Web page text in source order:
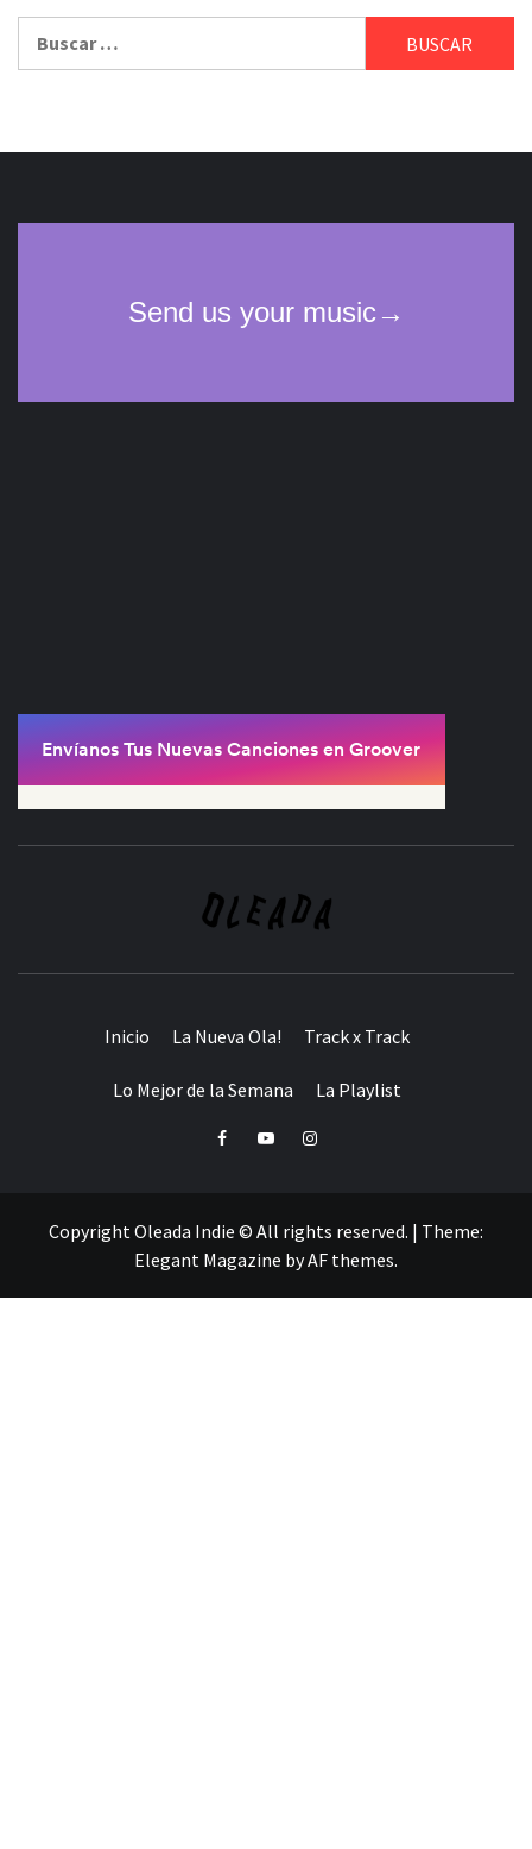
Inicio La Nueva Ola! Track x Track
Lo Mejor de la Semana La Playlist
FacebookYoutubeInstagram
Copyright Oleada Indie © All rights reserved. | Theme:
Elegant Magazine byAF themes.